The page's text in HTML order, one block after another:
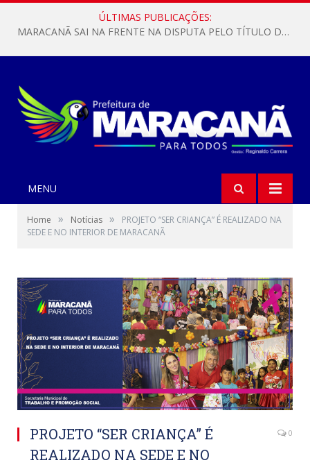
ÚLTIMAS PUBLICAÇÕES:
MARACANÃ SAI NA FRENTE NA DISPUTA PELO TÍTULO DA COPA PARÁ SUB-17!
MENU
Home » Notícias »
PROJETO “SER CRIANÇA” É REALIZADO NA
SEDE E NO INTERIOR DE MARACANÃ
PROJETO “SER CRIANÇA” É
REALIZADO NA SEDE E NO
0